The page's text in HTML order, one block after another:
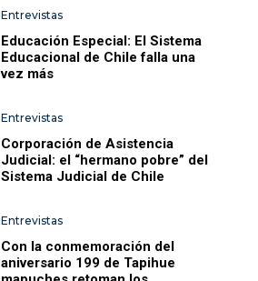
Entrevistas
Educación Especial: El Sistema
Educacional de Chile falla una
vez más
Entrevistas
Corporación de Asistencia
Judicial: el “hermano pobre” del
Sistema Judicial de Chile
Entrevistas
Con la conmemoración del
aniversario 199 de Tapihue